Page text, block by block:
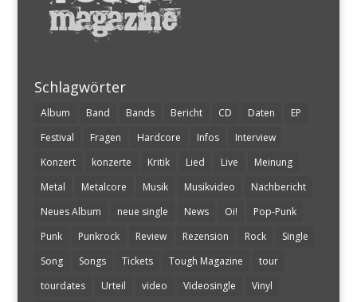
Schlagwörter
Album Band Bands Bericht CD Daten
EP
Festival
Fragen Hardcore Infos
Interview
Konzert
konzerte Kritik Lied Live
Meinung
Metal
Metalcore Musik Musikvideo
Nachbericht
Neues Album
neue single News Oi!
Pop-Punk
Punk
Punkrock Review Rezension Rock
Single
Song
Songs Tickets Tough Magazine
tour
tourdates
Urteil video Videosingle Vinyl